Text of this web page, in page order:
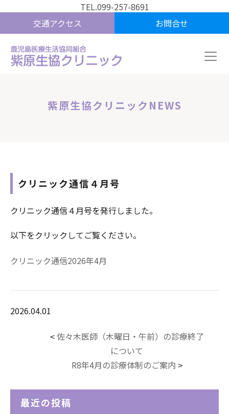
TEL.099-257-8691
交通アクセス
お問合せ
紫原生協クリニックNEWS
クリニック通信４月号
クリニック通信４月号を発行しました。
以下をクリックしてご覧ください。
クリニック通信2026年4月
2026.04.01
< 佐々木医師（木曜日・午前）の診療終了
について
R8年4月の診療体制のご案内 >
最近の投稿